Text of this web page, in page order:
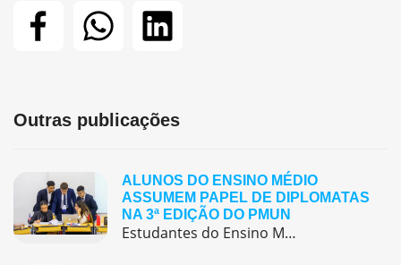
Outras publicações
ALUNOS DO ENSINO MÉDIO
ASSUMEM PAPEL DE DIPLOMATAS
NA 3ª EDIÇÃO DO PMUN
Estudantes do Ensino Médio do Colégio Pentágono protagonizaram uma simulação da ONU, defendendo posições de países em comitês temáticos e vivenciando, na prática, negociações diplomáticas multilíngues.